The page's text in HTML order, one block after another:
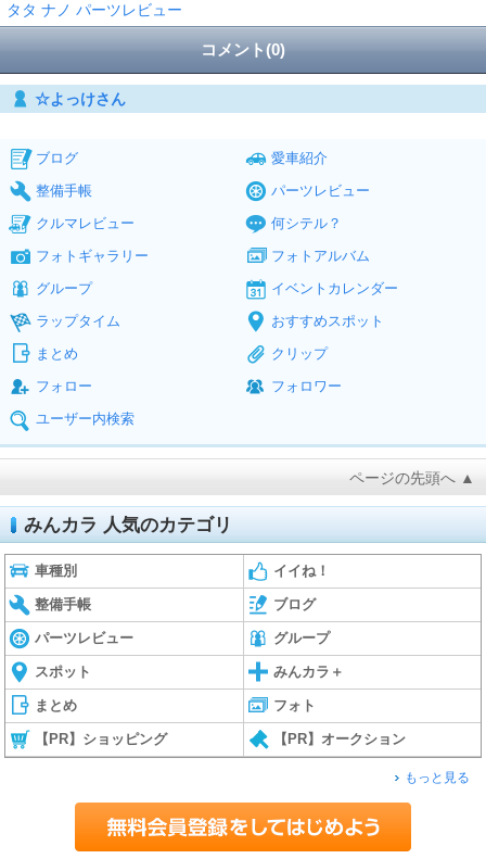
タタ ナノ パーツレビュー
コメント(0)
☆よっけさん
ブログ
愛車紹介
整備手帳
パーツレビュー
クルマレビュー
何シテル？
フォトギャラリー
フォトアルバム
グループ
イベントカレンダー
ラップタイム
おすすめスポット
まとめ
クリップ
フォロー
フォロワー
ユーザー内検索
ページの先頭へ ▲
みんカラ 人気のカテゴリ
車種別 イイね！
整備手帳 ブログ
パーツレビュー グループ
スポット みんカラ＋
まとめ フォト
【PR】ショッピング 【PR】オークション
もっと見る